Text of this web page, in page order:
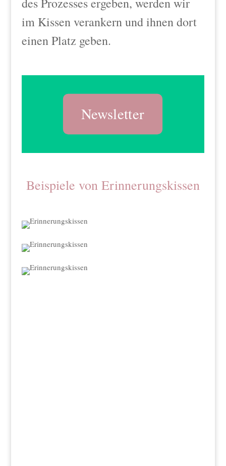
im Kissen verankern und ihnen dort
einen Platz geben.
Newsletter
Beispiele von Erinnerungskissen